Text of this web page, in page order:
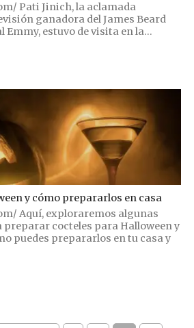
Pati Jinich, la aclamada
ganadora del James Beard
Emmy, estuvo de visita en la...
y cómo prepararlos en casa
Aquí, exploraremos algunas
cocteles para Halloween y
puedes prepararlos en tu casa y